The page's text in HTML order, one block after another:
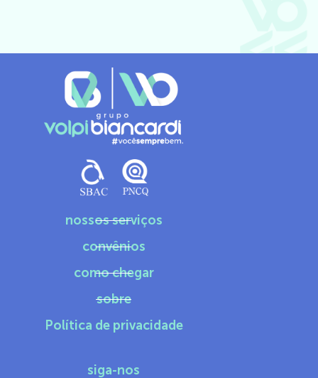
nossos serviços
convênios
como chegar
sobre
Política de privacidade
siga-nos